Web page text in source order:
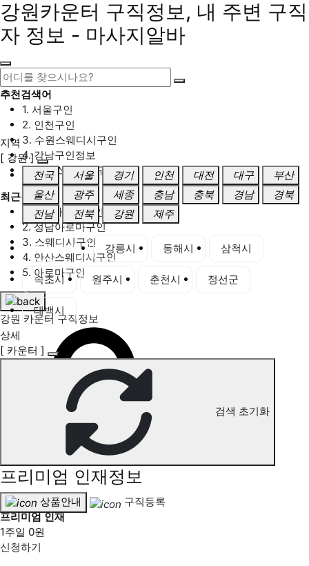
강원카운터 구직정보, 내 주변 구직
자 정보 - 마사지알바
추천검색어
1. 서울구인
2. 인천구인
3. 수원스웨디시구인
4. 강남구인정보
5. 동탄스웨디시구인
최근검색어
1. 일산마사지구인
2. 성남아로마구인
3. 스웨디시구인
4. 안산스웨디시구인
5. 아로마구인
강원 카운터 구직정보
지역
[ 강원 ]
전국
서울 경기 인천 대전 대구
부산
울산
광주 세종 충남 충북 경남
경북
전남
전북 강원 제주
강원 전체 강릉시 동해시 삼척시
속초시 원주시 춘천시 정선군
태백시
상세
[ 카운터 ]
검색 초기화
프리미엄 인재정보
상품안내
구직등록
프리미엄 인재
1주일 0원
신청하기